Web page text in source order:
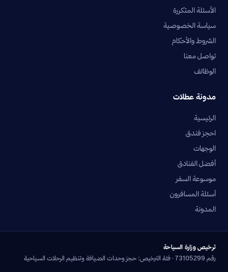
الأسئلة المتكررة
سياسة الخصوصية
الشروط والأحكام
تواصل معنا
الوظائف
مدونة عطلات
الرئيسية
احجز فندق
الوجهات
أفضل الفنادق
موسوعة السفر
أسئلة المسافرون
المدونة
ترخيص وزارة السياحة
رقم 73105299 · فئة الترخيص: حجز وحدات الضيافة وتنظيم الرحلات السياحية